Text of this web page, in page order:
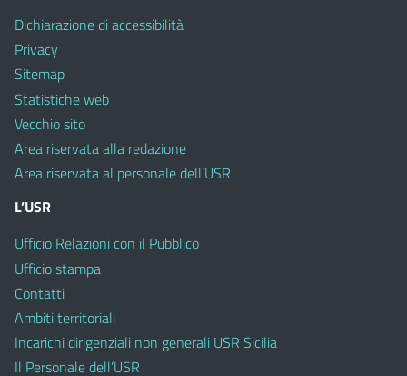
Dichiarazione di accessibilità
Privacy
Sitemap
Statistiche web
Vecchio sito
Area riservata alla redazione
Area riservata al personale dell’USR
L’USR
Ufficio Relazioni con il Pubblico
Ufficio stampa
Contatti
Ambiti territoriali
Incarichi dirigenziali non generali USR Sicilia
Il Personale dell’USR